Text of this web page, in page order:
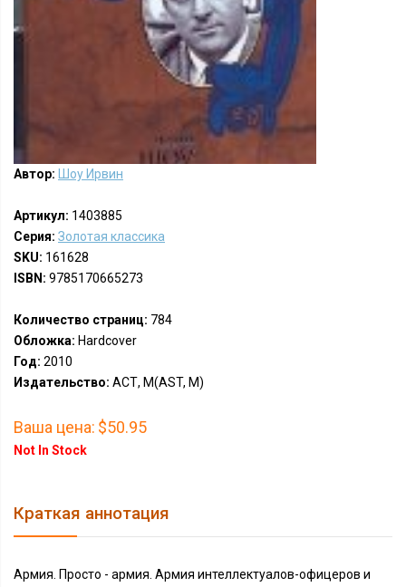
Автор: Шоу Ирвин
Артикул: 1403885
Серия: Золотая классика
SKU: 161628
ISBN: 9785170665273
Количество страниц: 784
Обложка: Hardcover
Год: 2010
Издательство: АСТ, М(AST, M)
Ваша цена: $50.95
Not In Stock
Краткая аннотация
Армия. Просто - армия. Армия интеллектуалов-офицеров и